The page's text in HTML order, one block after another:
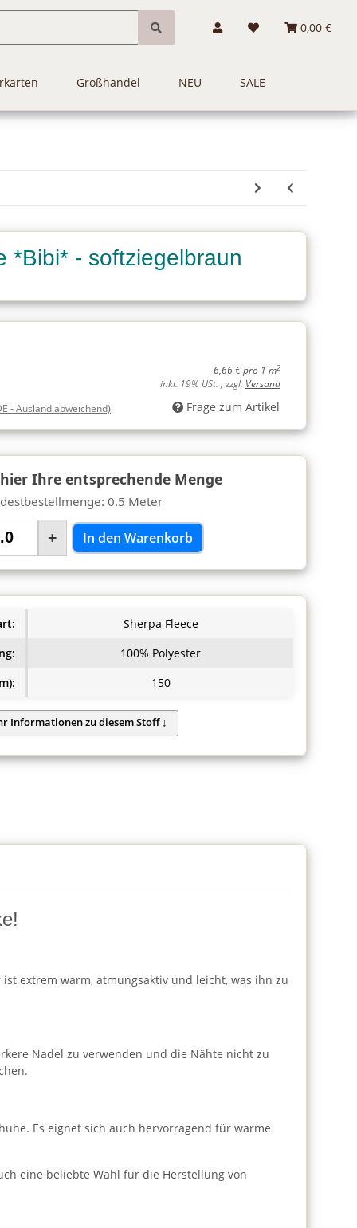
0,00 €
Großhandel NEU SALE
*Bibi* - softziegelbraun
6,66 € pro 1 m2
inkl. 19% USt. , zzgl. Versand
- Ausland abweichend) Frage zum Artikel
Ihre entsprechende Menge
0.5 Meter
+ In den Warenkorb
Sherpa Fleece
100% Polyester
150
extrem warm, atmungsaktiv und leicht, was ihn zu
Nadel zu verwenden und die Nähte nicht zu
Es eignet sich auch hervorragend für warme
eine beliebte Wahl für die Herstellung von